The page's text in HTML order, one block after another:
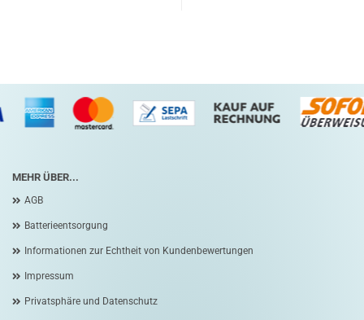
MEHR ÜBER...
AGB
Batterieentsorgung
Informationen zur Echtheit von Kundenbewertungen
Impressum
Privatsphäre und Datenschutz